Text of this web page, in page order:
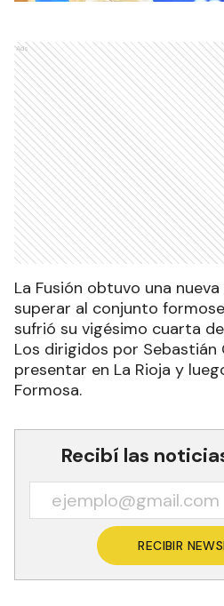
Ads
La Fusión obtuvo una
superar al conjunto
sufrió su vigésimo cuarta
Los dirigidos por Sebastián
presentar en La Rioja y
Formosa.
Recibí las
RECIBIR